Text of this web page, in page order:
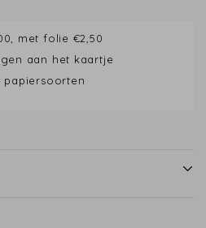
met folie €2,50
aan het kaartje
papiersoorten